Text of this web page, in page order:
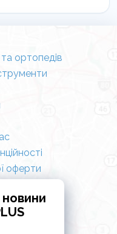
ортопедів
оферти
новини